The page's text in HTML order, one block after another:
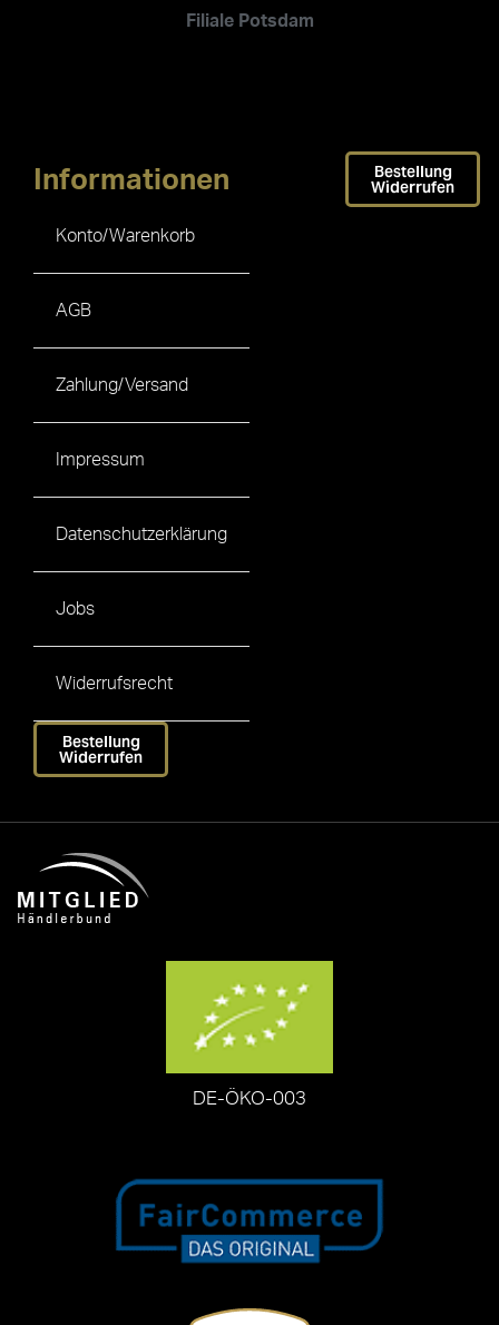
Filiale Potsdam
Informationen
Konto/Warenkorb
AGB
Zahlung/Versand
Impressum
Datenschutzerklärung
Jobs
Widerrufsrecht
Bestellung
Widerrufen
Bestellung
Widerrufen
DE-ÖKO-003